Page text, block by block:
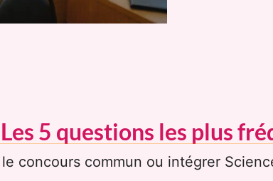
Les 5 questions les plus
concours commun ou intégrer